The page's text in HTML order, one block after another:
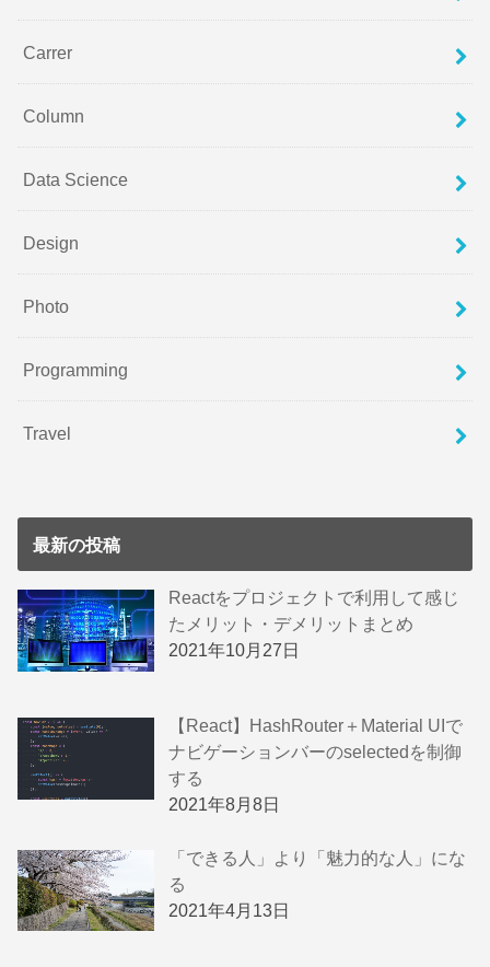
Carrer
Column
Data Science
Design
Photo
Programming
Travel
最新の投稿
Reactをプロジェクトで利用して感じ
たメリット・デメリットまとめ
2021年10月27日
【React】HashRouter＋Material UIで
ナビゲーションバーのselectedを制御
する
2021年8月8日
「できる人」より「魅力的な人」にな
る
2021年4月13日